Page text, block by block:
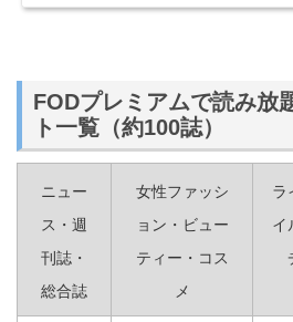
FODプレミアムで読み放
ト一覧（約100誌）
ニュー
ス・週
刊誌・
総合誌
女性ファッシ
ョン・ビュー
ティー・コス
メ
ラ
イ